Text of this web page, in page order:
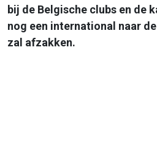
bij de Belgische clubs en de
nog een international naar de
zal afzakken.